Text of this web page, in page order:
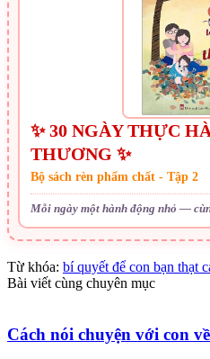
✨ 30 NGÀY THỰC
THƯƠNG ✨
Bộ sách rèn phẩm chất - Tập 2
Mỗi ngày một hành động nhỏ —
Từ khóa: bí quyết để con bạn thạt
Bài viết cùng chuyên mục
Cách nói chuyện với con về